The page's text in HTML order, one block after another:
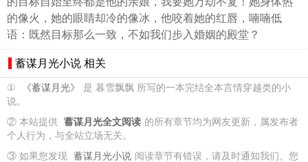
的像火，她的眼睛却冷的像冰，他咬着她的红唇，喃喃低
语：既然目标那么一致，不如我们步入婚姻的殿堂？
蓄谋月光小说 相关
① 《蓄谋月光》
是 暮雪飘飘 所写的一本完结全本言情穿越类的小
说。
② 本站提供 蓄谋月光全文阅读 的所有章节均为网友更新，属发布者
个人行为，与全站立场无关。
③ 如果您发现 蓄谋月光小说 阅读章节有错误，请及时通知我们。您